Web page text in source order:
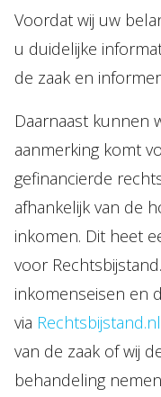
Voordat wij uw
u duidelijke
de zaak en
Daarnaast kunnen
aanmerking komt
gefinancierde
afhankelijk van de
inkomen. Dit heet
voor
inkomenseisen en
via Rechtsbijstand.nl
van de zaak of wij
behandeling